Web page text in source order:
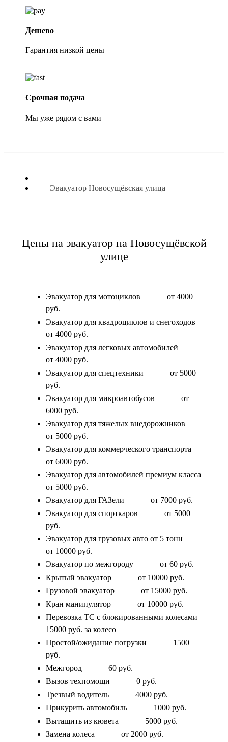
Дешево
Гарантия низкой цены
Срочная подача
Мы уже рядом с вами
Эвакуатор Новосущёвская улица
Цены на эвакуатор на Новосущёвской
улице
Эвакуатор для мотоциклов
от 4000
руб.
Эвакуатор для квадроциклов и снегоходов
от 4000 руб.
Эвакуатор для легковых автомобилей
от 4000 руб.
Эвакуатор для спецтехники
от 5000
руб.
Эвакуатор для микроавтобусов
от
6000 руб.
Эвакуатор для тяжелых внедорожников
от 5000 руб.
Эвакуатор для коммерческого транспорта
от 6000 руб.
Эвакуатор для автомобилей премиум класса
от 5000 руб.
Эвакуатор для ГАЗели
от 7000 руб.
Эвакуатор для спорткаров
от 5000
руб.
Эвакуатор для грузовых авто от 5 тонн
от 10000 руб.
Эвакуатор по межгороду
от 60 руб.
Крытый эвакуатор
от 10000 руб.
Грузовой эвакуатор
от 15000 руб.
Кран манипулятор
от 10000 руб.
Перевозка ТС с блокированными колесами
15000 руб. за колесо
Простой/ожидание погрузки
1500
руб.
Межгород
60 руб.
Вызов техпомощи
0 руб.
Трезвый водитель
4000 руб.
Прикурить автомобиль
1000 руб.
Вытащить из кювета
5000 руб.
Замена колеса
от 2000 руб.